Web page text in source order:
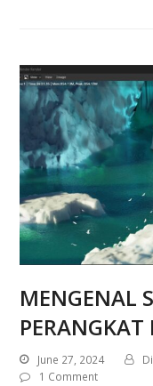
MENGENAL
June 27, 2024
1 Comment